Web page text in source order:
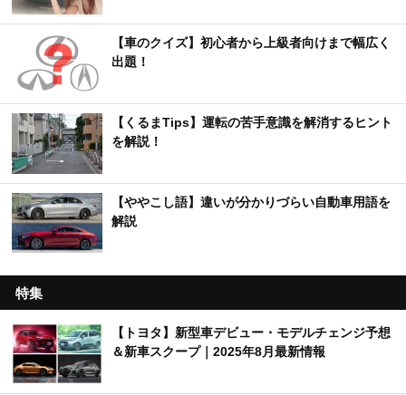
【車のクイズ】初心者から上級者向けまで幅広く
出題！
【くるまTips】運転の苦手意識を解消するヒント
を解説！
【ややこし語】違いが分かりづらい自動車用語を
解説
特集
【トヨタ】新型車デビュー・モデルチェンジ予想
＆新車スクープ｜2025年8月最新情報